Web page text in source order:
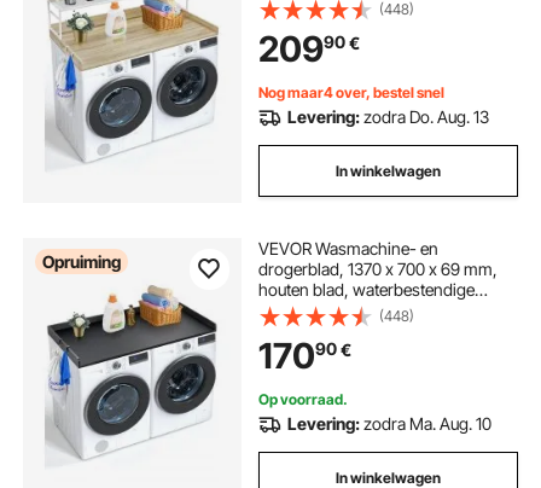
wasrek, eikenkleur
(448)
20990€
Nog maar4 over, bestel snel
Levering:zodra Do. Aug. 13
In winkelwagen
Opruiming
VEVOR Wasmachine- en
drogerblad, 1370 x 700 x 69 mm,
houten blad, waterbestendige
wasmachinehoes met antislip
pads, voor opbergruimte in de
wasruimte, zwart
(448)
17090€
Op voorraad.
Levering:zodra Ma. Aug. 10
In winkelwagen